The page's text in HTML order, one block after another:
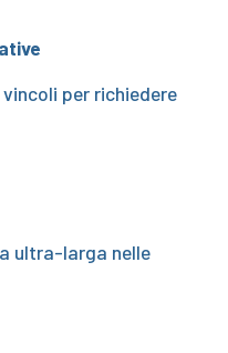
per richiedere
ultra-larga nelle